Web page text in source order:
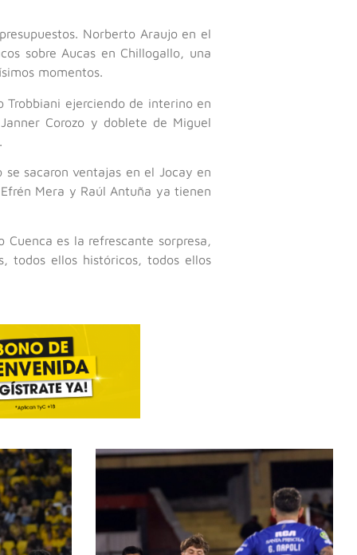
Norberto Araujo en el
sobre Aucas en Chillogallo, una
momentos.
ejerciendo de interino en
Corozo y doblete de Miguel
sacaron ventajas en el Jocay en
Mera y Raúl Antuña ya tienen
es la refrescante sorpresa,
todos ellos históricos, todos ellos